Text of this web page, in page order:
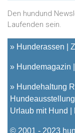
Den hundund
Laufenden sein.
» Hunderassen
» Hundemagazin
» Hundehaltung
Urlaub mit Hund
© 2001 - 2023